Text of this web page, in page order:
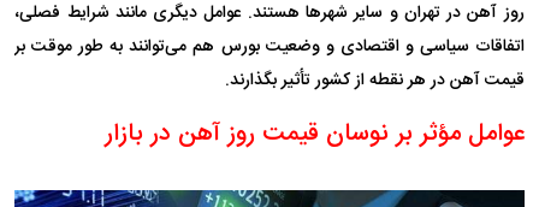
روز آهن در تهران و سایر شهرها هستند. عوامل دیگری مانند شرایط فصلی،
اتفاقات سیاسی و اقتصادی و وضعیت بورس هم می‌توانند به طور موقت بر
قیمت آهن در هر نقطه از کشور تأثیر بگذارند.
عوامل مؤثر بر نوسان قیمت روز آهن در بازار